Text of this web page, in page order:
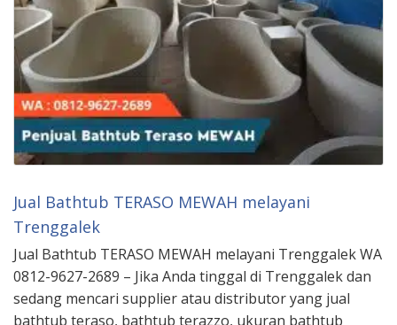
Jual Bathtub TERASO MEWAH melayani
Trenggalek
Jual Bathtub TERASO MEWAH melayani Trenggalek WA
0812-9627-2689 – Jika Anda tinggal di Trenggalek dan
sedang mencari supplier atau distributor yang jual
bathtub teraso, bathtub terazzo, ukuran bathtub